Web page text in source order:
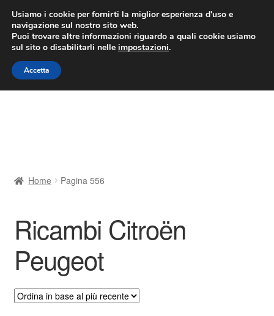
CONSEGNA da 7 EUR
Lun-Ven 9:00 - 16:00/800 580 290
Vai
alla
navigazione
Vai
al
contenuto
Contatto
Il mio account
Pagamenti
Home Pagina 556
Ricambi Citroën
Peugeot
Usiamo i cookie per fornirti la miglior esperienza d'uso e
navigazione sul nostro sito web.
Puoi trovare altre informazioni riguardo a quali cookie usiamo
sul sito o disabilitarli nelle impostazioni.
Accetta